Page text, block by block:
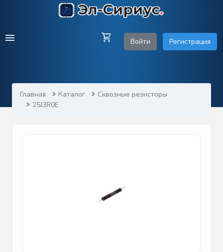
Войти Регистрация
Главная Каталог
Сквозные резисторы
25J3R0E